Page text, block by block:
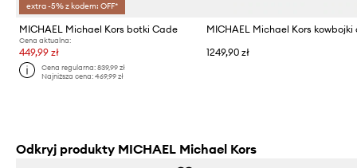
extra -5% z kodem: OFF*
MICHAEL Michael Kors botki Cade
Cena aktualna:
449,99 zł
Cena regularna:839,99 zł
Najniższa cena:469,99 zł
1249,90 zł
Odkryj produkty MICHAEL Michael Kors